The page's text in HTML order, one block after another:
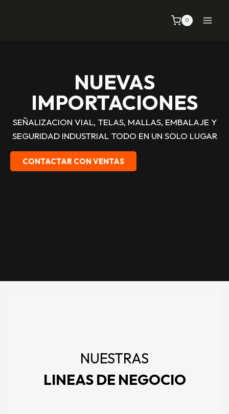
0
NUEVAS
IMPORTACIONES
SEÑALIZACION VIAL, TELAS, MALLAS, EMBALAJE Y
SEGURIDAD INDUSTRIAL TODO EN UN SOLO LUGAR
CONTACTAR CON VENTAS
NUESTRAS
LINEAS DE NEGOCIO